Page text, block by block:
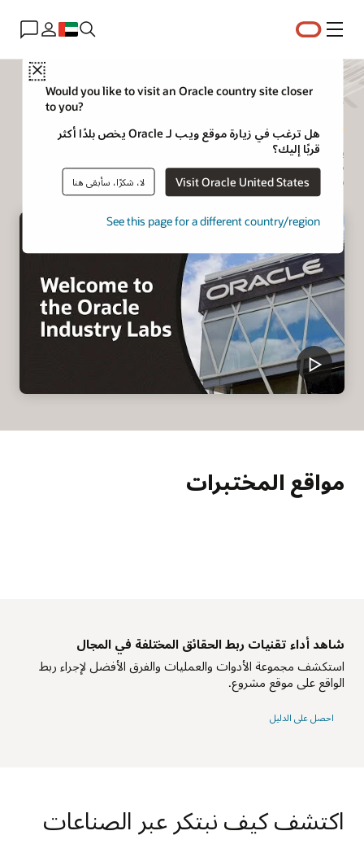
القائمة
Close
Would you like to visit an Oracle country site closer
to you?
هل ترغب في زيارة موقع ويب لـ Oracle يخص بلدًا أكثر
قربًا إليك؟
Visit Oracle United States لا، شكرًا، سأبقى هنا
See this page for a different country/region
مختبر Oracle Industry
متنوعة من الصناعات. في المواقع في جميع أنحاء العالم، نستضيف الزيارات
وورش العمل المشتركة مع العملاء والشركاء.
مواقع المختبرات
شاهد أداء تقنيات ربط الحقائق المختلفة في المجال
استكشف مجموعة الأدوات والعمليات والفرق الأفضل لإجراء ربط
الواقع على موقع مشروع.
احصل على الدليل
اكتشف كيف نبتكر عبر الصناعات